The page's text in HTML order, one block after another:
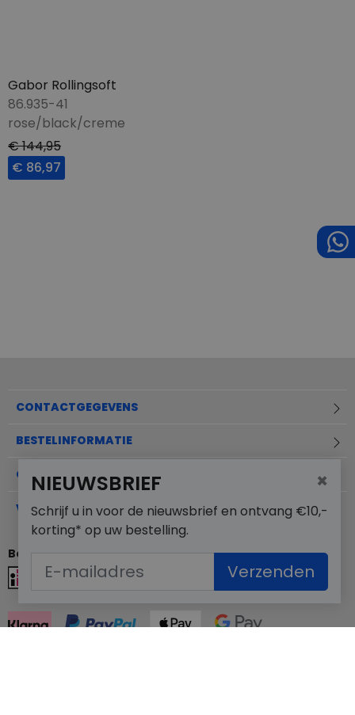
Gabor Rollingsoft
86.935-41
rose/black/creme
€ 144,95
€ 86,97
CONTACTGEGEVENS
BESTELINFORMATIE
OVER MERKSCHOENENSTUNTER.NL
VEELGESTELDE VRAGEN
Betaalmogelijkheden
×
NIEUWSBRIEF
Schrijf u in voor de nieuwsbrief en ontvang €10,-
korting* op uw bestelling.
Verzenden